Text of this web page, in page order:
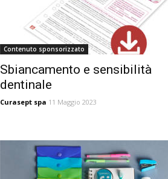
Contenuto sponsorizzato
Sbiancamento e sensibilità
dentinale
Curasept spa 11 Maggio 2023